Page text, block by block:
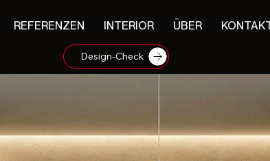
REFERENZEN INTERIOR ÜBER
Design-Check